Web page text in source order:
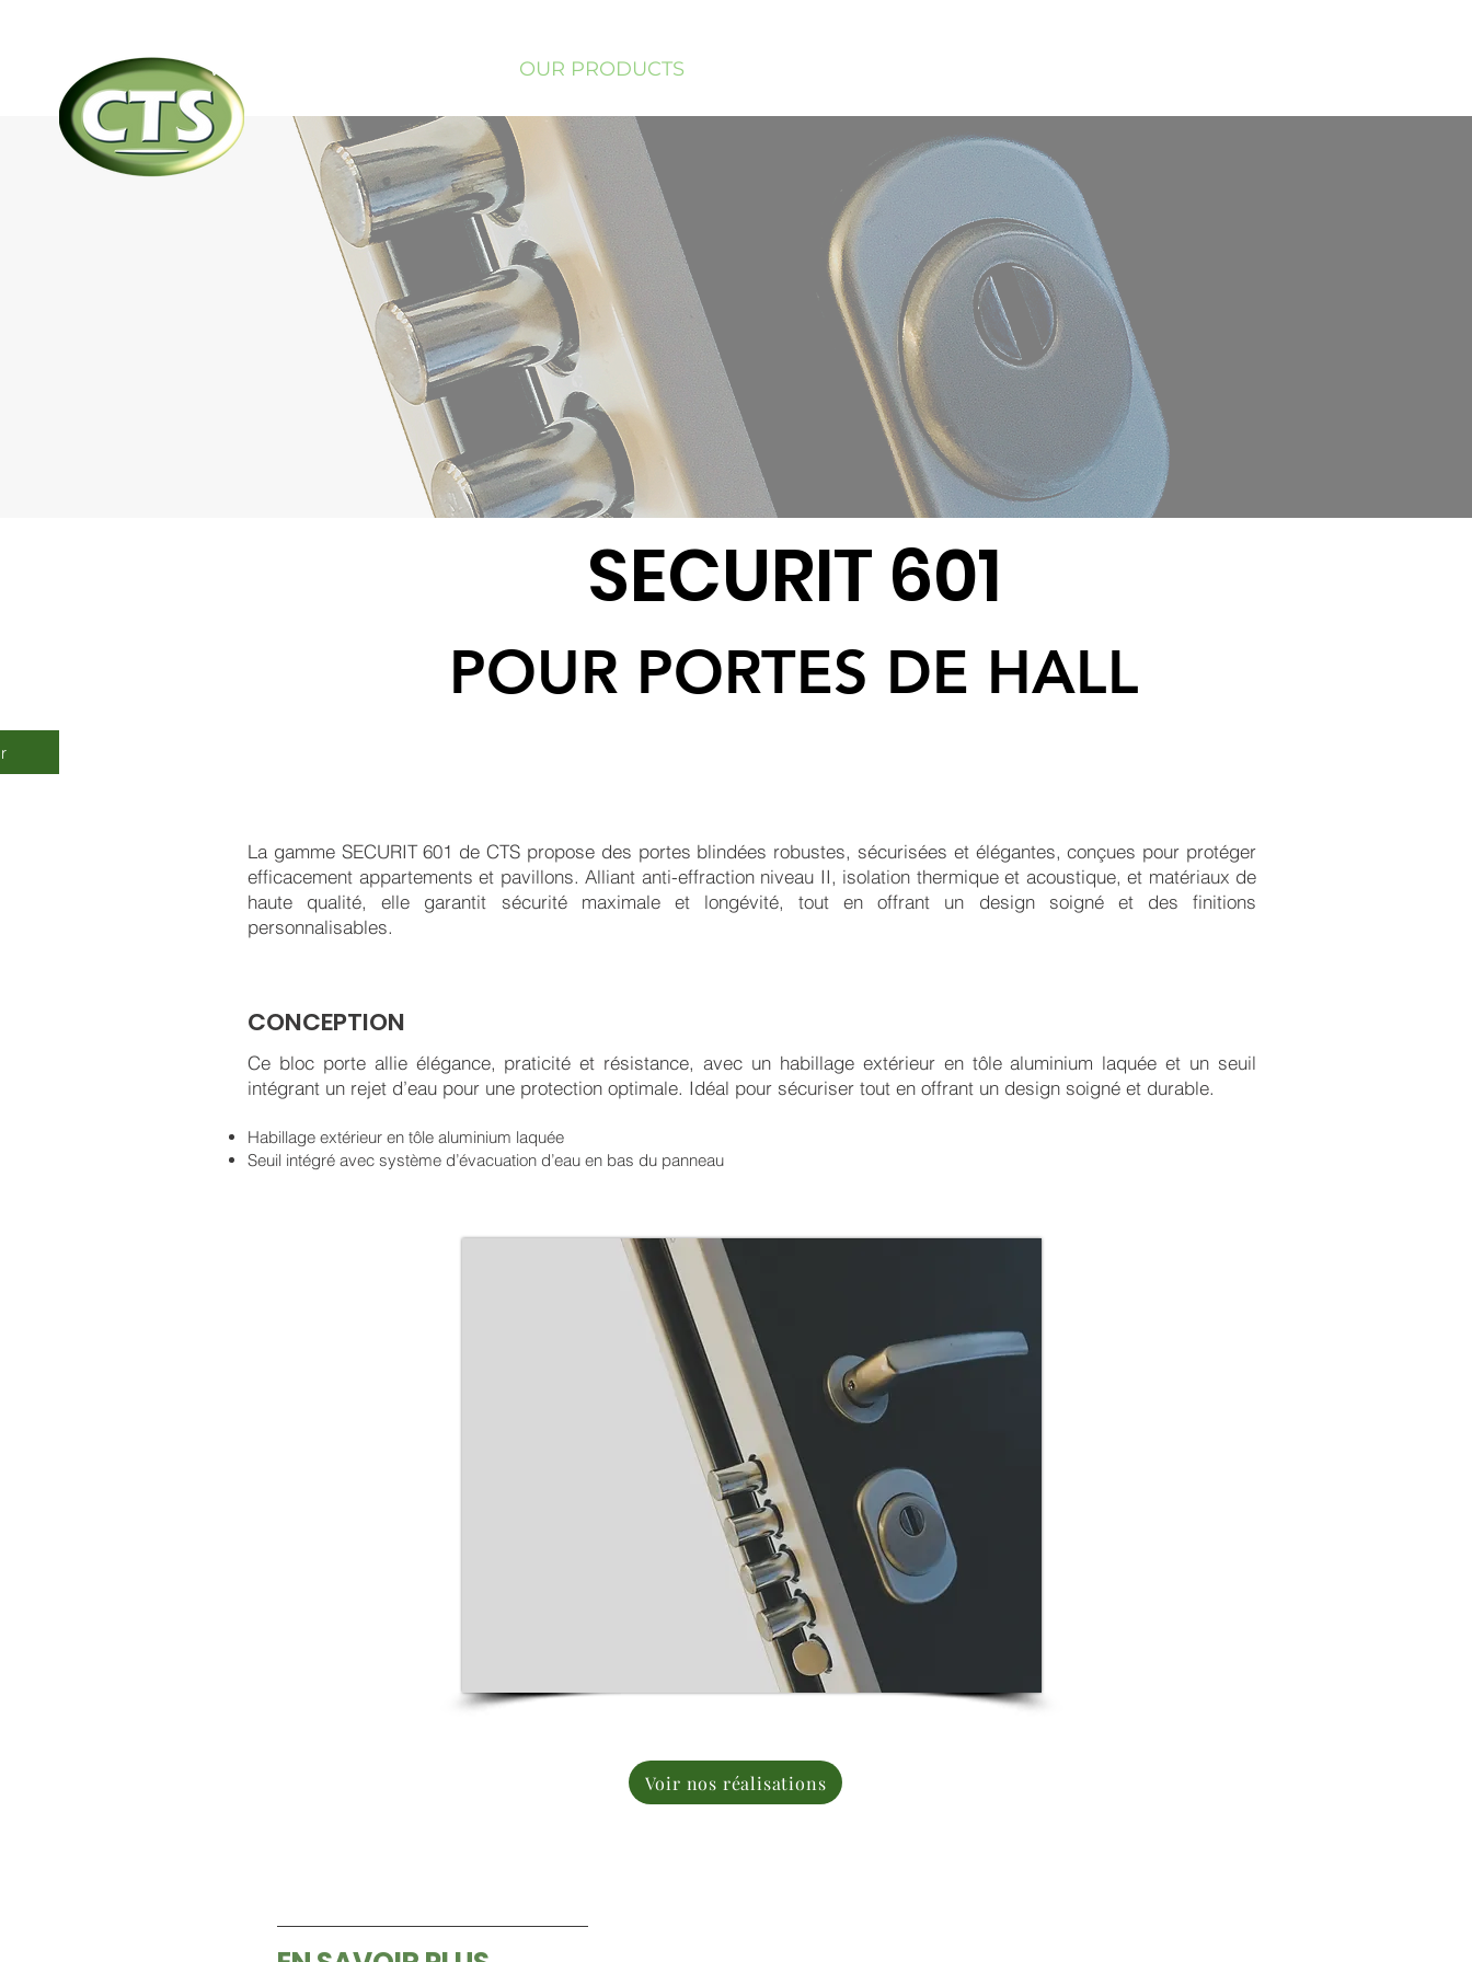
WELCOME OUR PRODUCTS
SECURIT 601
POUR PORTES DE HALL
La gamme SECURIT 601 de CTS propose des portes blindées robustes, sécurisées et élégantes, conçues pour protéger
efficacement appartements et pavillons. Alliant anti-effraction niveau II, isolation thermique et acoustique, et matériaux de
haute qualité, elle garantit sécurité maximale et longévité, tout en offrant un design soigné et des finitions
personnalisables.
CONCEPTION
Ce bloc porte allie élégance, praticité et résistance, avec un habillage extérieur en tôle aluminium laquée et un seuil
intégrant un rejet d’eau pour une protection optimale. Idéal pour sécuriser tout en offrant un design soigné et durable.
Habillage extérieur en tôle aluminium laquée
Seuil intégré avec système d’évacuation d’eau en bas du panneau
Voir nos réalisations